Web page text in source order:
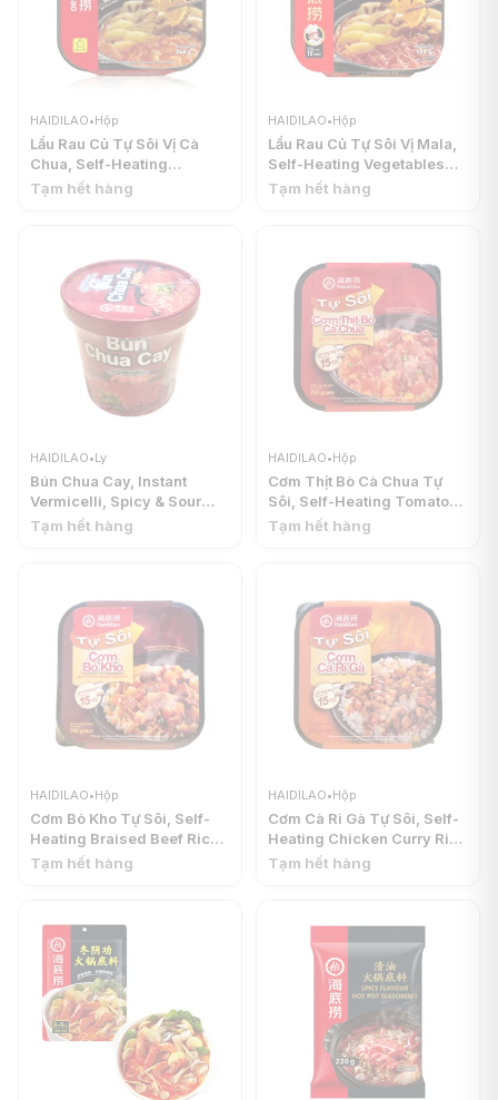
HAIDILAO•Hộp
Lẩu Rau Củ Tự Sôi Vị Cà
Chua, Self-Heating
Vegetables Hot Pot -
Tạm hết hàng
HAIDILAO•Hộp
Lẩu Rau Củ Tự Sôi Vị Mala,
Self-Heating Vegetables
Hot Pot, Spicy Flavour
Tạm hết hàng
HAIDILAO•Ly
Bún Chua Cay, Instant
Vermicelli, Spicy & Sour
Flavor (105g) - HAIDILAO
Tạm hết hàng
HAIDILAO•Hộp
Cơm Thịt Bò Cà Chua Tự
Sôi, Self-Heating Tomato
Beef Rice (290g) -
Tạm hết hàng
HAIDILAO•Hộp
Cơm Bò Kho Tự Sôi, Self-
Heating Braised Beef Rice
(290g) - HAIDILAO
Tạm hết hàng
HAIDILAO•Hộp
Cơm Cà Ri Gà Tự Sôi, Self-
Heating Chicken Curry Rice
(315g) - HAIDILAO
Tạm hết hàng